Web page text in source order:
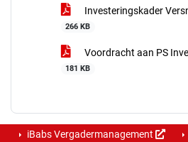
Investeringskader
266 KB
Voordracht aan PS
181 KB
iBabs Vergadermanagement